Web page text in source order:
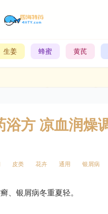
生姜 蜂蜜 黄芪
方 凉血润燥
皮类 花卉 通用 银屑病
、银屑病冬重夏轻。